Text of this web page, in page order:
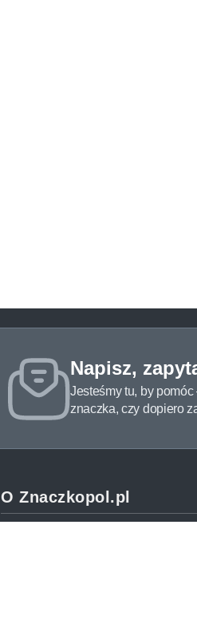
Napisz,
Jesteśmy tu, by
znaczka, czy dopiero
O Znaczkopol.pl